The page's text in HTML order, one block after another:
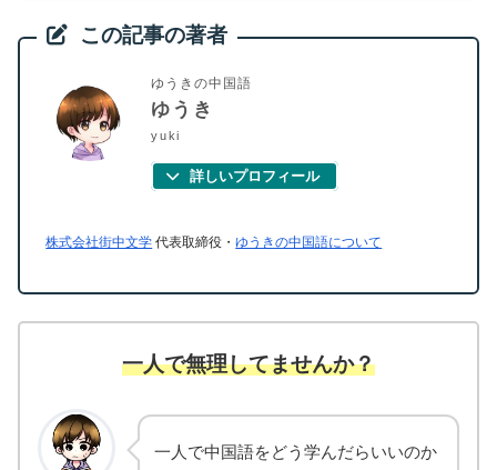
この記事の著者
ゆうきの中国語
ゆうき
yuki
詳しいプロフィール
株式会社街中文学 代表取締役・ゆうきの中国語について
一人で無理してませんか？
一人で中国語をどう学んだらいいのか